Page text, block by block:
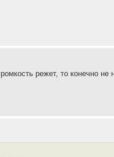
режет, то конечно